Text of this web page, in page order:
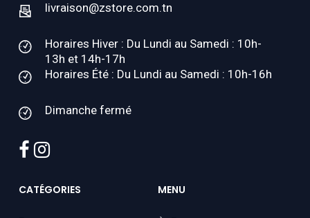
livraison@zstore.com.tn
Horaires Hiver : Du Lundi au Samedi : 10h-
13h et 14h-17h
Horaires Été : Du Lundi au Samedi : 10h-16h
Dimanche fermé
facebook
instagram
CATÉGORIES MENU